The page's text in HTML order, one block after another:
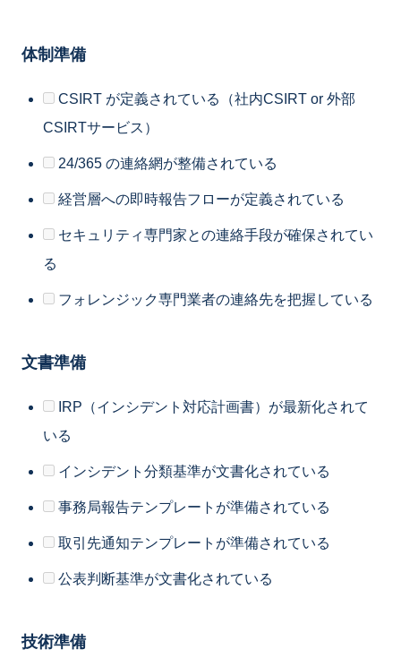
体制準備
CSIRT が定義されている（社内CSIRT or 外部
CSIRTサービス）
24/365 の連絡網が整備されている
経営層への即時報告フローが定義されている
セキュリティ専門家との連絡手段が確保されてい
る
フォレンジック専門業者の連絡先を把握している
文書準備
IRP（インシデント対応計画書）が最新化されて
いる
インシデント分類基準が文書化されている
事務局報告テンプレートが準備されている
取引先通知テンプレートが準備されている
公表判断基準が文書化されている
技術準備